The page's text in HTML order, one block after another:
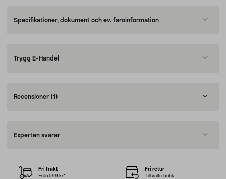
Specifikationer, dokument och ev. faroinformation
Trygg E-Handel
Recensioner (1)
Experten svarar
Fri frakt
Från 599 kr*
Fri retur
Till valfri butik